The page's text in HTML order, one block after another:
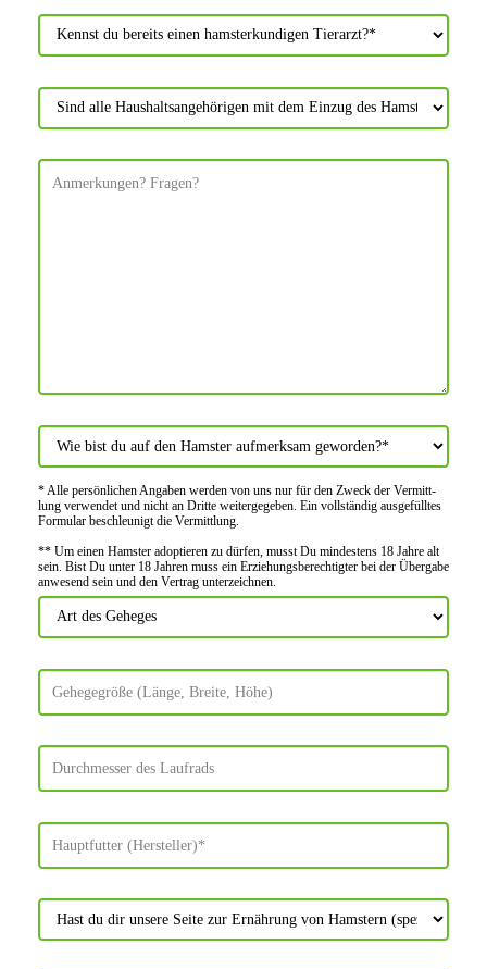
* Alle persön­lichen Angaben werden von uns nur für den Zweck der Vermitt­
lung verwendet und nicht an Dritte weiter­gegeben. Ein voll­ständig ausge­fülltes
Formular beschleu­nigt die Vermitt­lung.
** Um einen Hamster adoptieren zu dürfen, musst Du mindes­tens 18 Jahre alt
sein. Bist Du unter 18 Jahren muss ein Erziehungs­berechtigter bei der Über­gabe
anwes­end sein und den Vertrag unter­zeichnen.